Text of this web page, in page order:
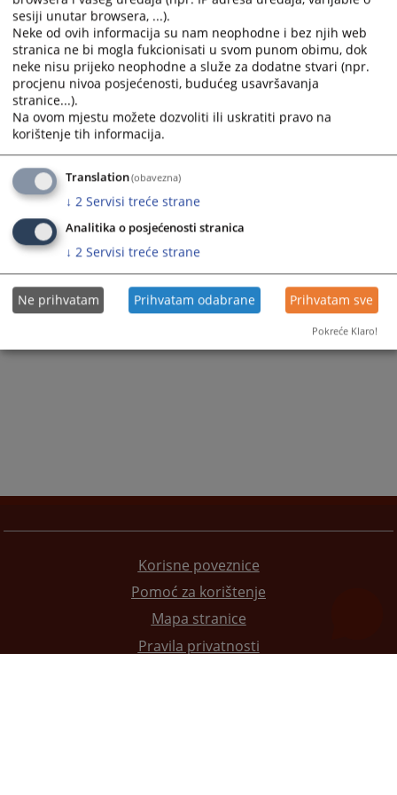
Ostale publikacije
Korisne poveznice
Pomoć za korištenje
Mapa stranice
Pravila privatnosti
sesiji unutar browsera, ...).
Neke od ovih informacija su nam neophodne i bez njih web
stranica ne bi mogla fukcionisati u svom punom obimu, dok
neke nisu prijeko neophodne a služe za dodatne stvari (npr.
procjenu nivoa posjećenosti, budućeg usavršavanja
stranice...).
Na ovom mjestu možete dozvoliti ili uskratiti pravo na
korištenje tih informacija.
Translation(obavezna)
↓ 2 Servisi treće strane
Analitika o posjećenosti stranica
↓ 2 Servisi treće strane
Ne prihvatam Prihvatam odabrane Prihvatam sve
Pokreće Klaro!